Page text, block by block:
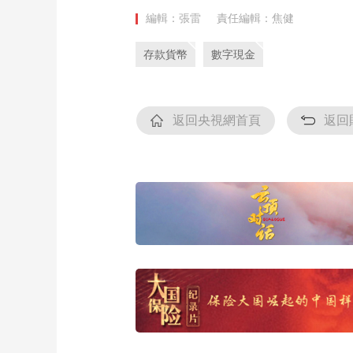
編輯：張雷 責任編輯：焦健
存款貨幣 數字現金
返回央視網首頁 返回